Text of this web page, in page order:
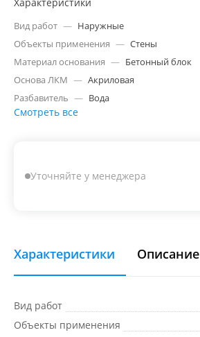
Вид работ — Наружные
Объекты применения — Стены
Материал основания — Бетонный блок
Основа ЛКМ — Акриловая
Разбавитель — Вода
Смотреть все
Уточняйте у менеджера
Характеристики Описание
Вид работ
Объекты применения